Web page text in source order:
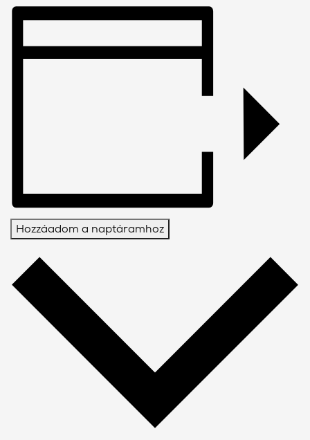
Hozzáadom a naptáramhoz